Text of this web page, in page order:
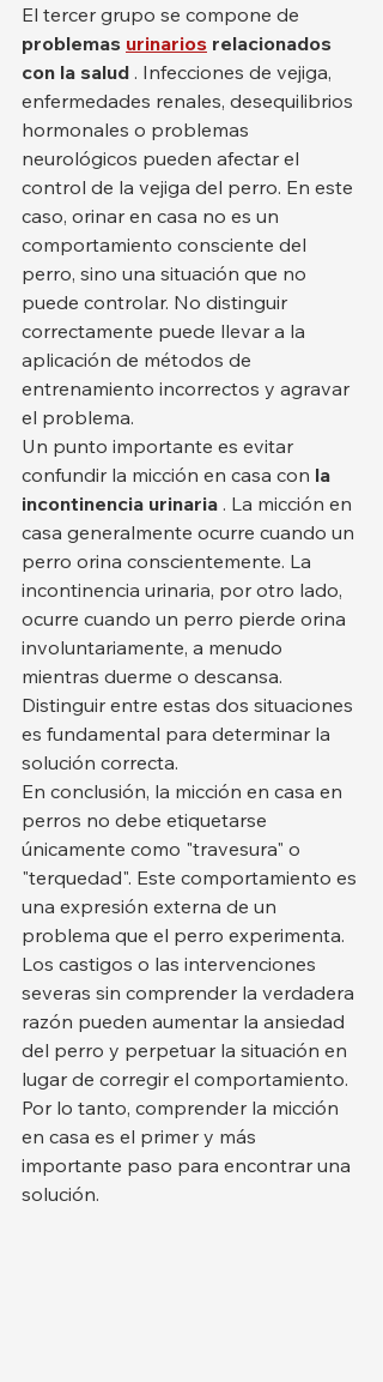
El tercer grupo se compone de
problemas urinarios relacionados
con la salud . Infecciones de vejiga,
enfermedades renales, desequilibrios
hormonales o problemas
neurológicos pueden afectar el
control de la vejiga del perro. En este
caso, orinar en casa no es un
comportamiento consciente del
perro, sino una situación que no
puede controlar. No distinguir
correctamente puede llevar a la
aplicación de métodos de
entrenamiento incorrectos y agravar
el problema.
Un punto importante es evitar
confundir la micción en casa con la
incontinencia urinaria . La micción en
casa generalmente ocurre cuando un
perro orina conscientemente. La
incontinencia urinaria, por otro lado,
ocurre cuando un perro pierde orina
involuntariamente, a menudo
mientras duerme o descansa.
Distinguir entre estas dos situaciones
es fundamental para determinar la
solución correcta.
En conclusión, la micción en casa en
perros no debe etiquetarse
únicamente como "travesura" o
"terquedad". Este comportamiento es
una expresión externa de un
problema que el perro experimenta.
Los castigos o las intervenciones
severas sin comprender la verdadera
razón pueden aumentar la ansiedad
del perro y perpetuar la situación en
lugar de corregir el comportamiento.
Por lo tanto, comprender la micción
en casa es el primer y más
importante paso para encontrar una
solución.